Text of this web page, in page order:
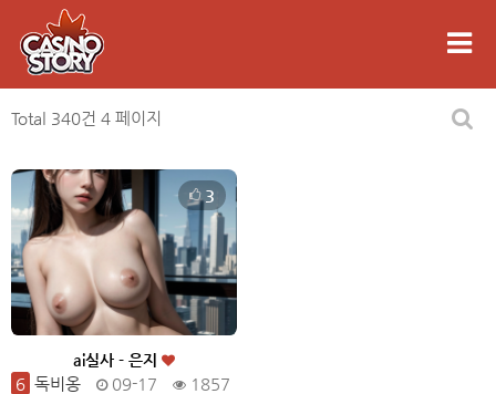
Total 340건 4 페이지
ai실사 - 은지
6 독비옹 09-17 1857
3